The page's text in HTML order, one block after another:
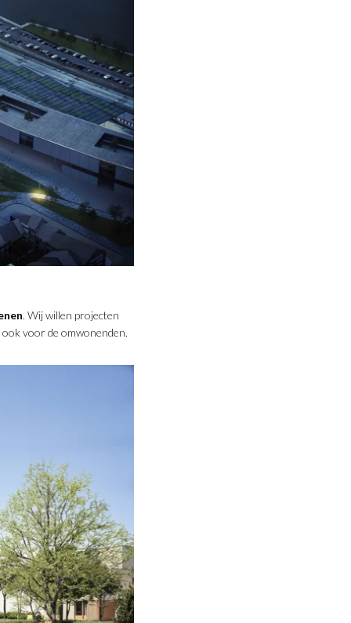
. Wij willen projecten
voor de omwonenden.